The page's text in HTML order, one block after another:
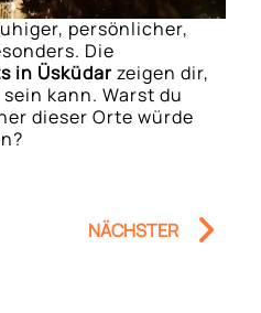
persönlicher,
Die
in Üsküdar zeigen dir,
kann. Warst du
dieser Orte würde
NÄCHSTER